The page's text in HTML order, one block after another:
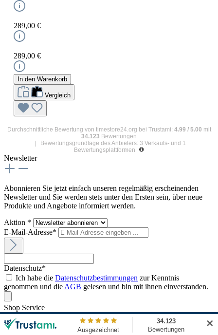
289,00 €
289,00 €
In den Warenkorb
Vergleich
Durchschnittliche Bewertung von timestore24.org bei Trustami: 4.99 / 5.00 mit
34.123 Bewertungen
|
Bewertungsgrundlage des Anbieters: 3 Verkaufs- und 1
Bewertungsplattformen
Newsletter
Abonnieren Sie jetzt einfach unseren regelmäßig erscheinenden
Newsletter und Sie werden stets unter den Ersten sein, über neue
Produkte und Angebote informiert werden.
Aktion *
E-Mail-Adresse*
Datenschutz*
Ich habe die Datenschutzbestimmungen zur Kenntnis
genommen und die AGB gelesen und bin mit ihnen einverstanden.
Shop Service
✕